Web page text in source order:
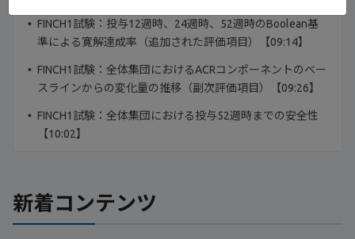
FINCH1試験：投与12週時、24週時、52週時のBoolean基
準による寛解達成率（追加された評価項目）【09:14】
FINCH1試験：全体集団におけるACRコンポーネントのベー
スラインからの変化量の推移（副次評価項目）【09:26】
FINCH1試験：全体集団における投与52週時までの安全性
【10:02】
新着コンテンツ